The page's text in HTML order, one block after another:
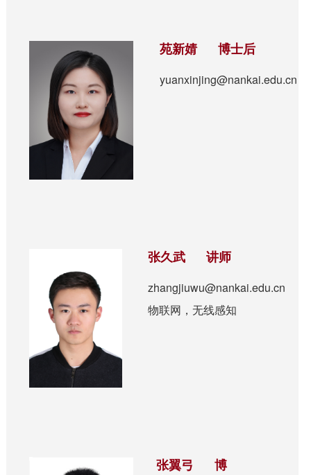
苑新婧 博士后
yuanxinjing@nankai.edu.cn
张久武 讲师
zhangjiuwu@nankai.edu.cn
物联网，无线感知
张翼弓 博